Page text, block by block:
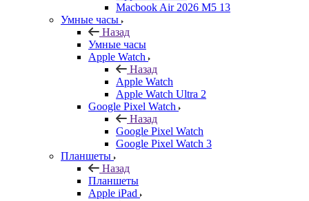
Macbook Air 2026 M5 13
Умные часы
Назад
Умные часы
Apple Watch
Назад
Apple Watch
Apple Watch Ultra 2
Google Pixel Watch
Назад
Google Pixel Watch
Google Pixel Watch 3
Планшеты
Назад
Планшеты
Apple iPad